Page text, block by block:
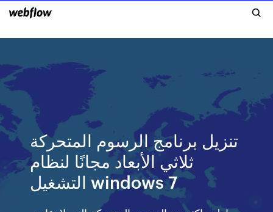
تنزيل برنامج الرسوم المتحركة
ثلاثي الأبعاد مجانًا لنظام
التشغيل windows 7